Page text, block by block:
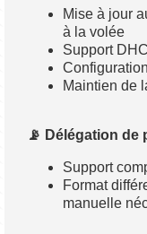
Mise à jour
à la volée
Support
Maintien de
📡 Délégation de
Support
Format
manuelle